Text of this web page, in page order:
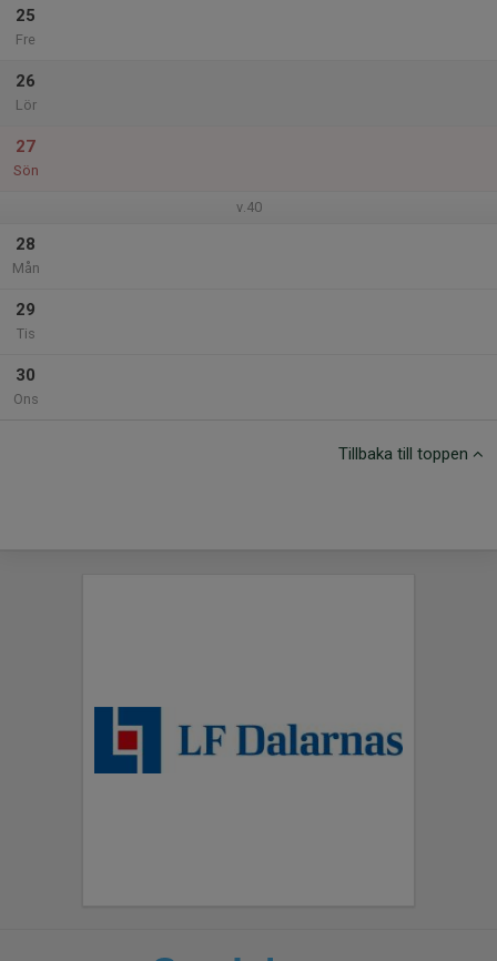
25
Fre
26
Lör
27
Sön
v.40
28
Mån
29
Tis
30
Ons
Tillbaka till toppen